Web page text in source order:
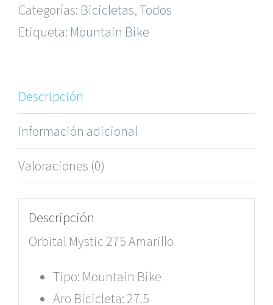
Categorías: Bicicletas,Todos
Etiqueta: Mountain Bike
Descripción
Información adicional
Valoraciones (0)
Descripción
Orbital Mystic 275 Amarillo
Tipo: Mountain Bike
Aro Bicicleta: 27.5